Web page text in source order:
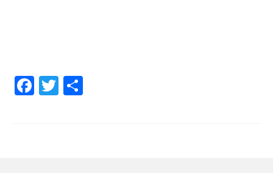
Facebook
Twitter